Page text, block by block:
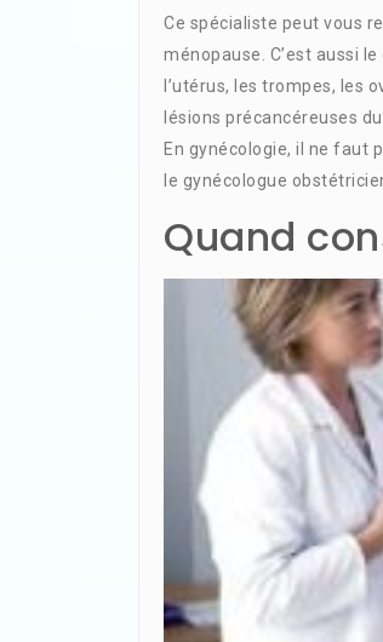
Ce spécialiste peut vous
ménopause. C’est aussi
l’utérus, les trompes, les
lésions précancéreuses du
En gynécologie, il ne faut
le gynécologue
Quand